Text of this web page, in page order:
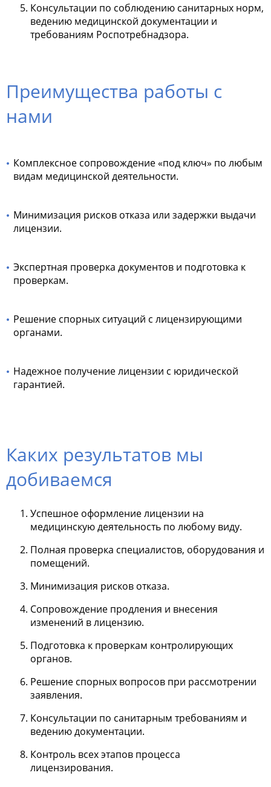
Консультации по соблюдению санитарных норм,
ведению медицинской документации и
требованиям Роспотребнадзора.
Преимущества работы с
нами
Комплексное сопровождение «под ключ» по любым
видам медицинской деятельности.
Минимизация рисков отказа или задержки выдачи
лицензии.
Экспертная проверка документов и подготовка к
проверкам.
Решение спорных ситуаций с лицензирующими
органами.
Надежное получение лицензии с юридической
гарантией.
Каких результатов мы
добиваемся
Успешное оформление лицензии на
медицинскую деятельность по любому виду.
Полная проверка специалистов, оборудования и
помещений.
Минимизация рисков отказа.
Сопровождение продления и внесения
изменений в лицензию.
Подготовка к проверкам контролирующих
органов.
Решение спорных вопросов при рассмотрении
заявления.
Консультации по санитарным требованиям и
ведению документации.
Контроль всех этапов процесса
лицензирования.